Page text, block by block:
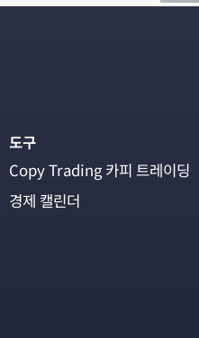
도구
Copy Trading 카피 트레이딩
경제 캘린더